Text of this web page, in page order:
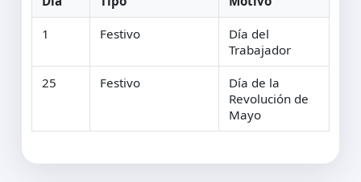
1 Festivo
Día del
Trabajador
25 Festivo
Día de la
Revolución de
Mayo